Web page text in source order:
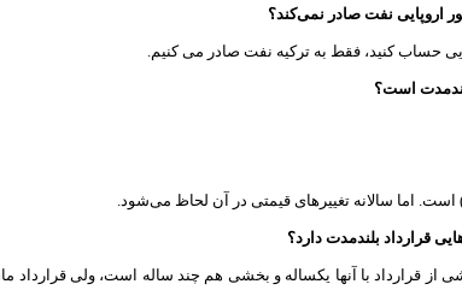
اروپایی نفت صادر نمی‌کند؟
حساب کنید، فقط به ترکیه نفت صادر می کنیم.
است؟
است. اما سالانه تغییرهای قیمتی در آن لحاظ می‌شود.
قرارداد بلندمدت دارد؟
از قرارداد با آنها یکساله و بخشی هم چند ساله است، ولی قرارداد